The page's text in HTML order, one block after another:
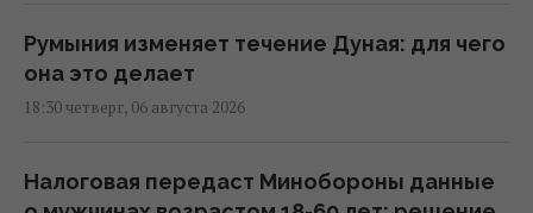
Румыния изменяет течение Дуная: для чего
она это делает
18:30 четверг, 06 августа 2026
Налоговая передаст Минобороны данные